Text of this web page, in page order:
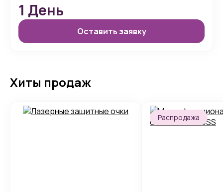
1 День
Оставить заявку
Хиты продаж
Распродажа